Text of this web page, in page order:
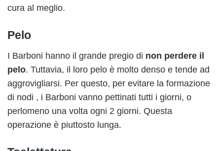
cura al meglio.
Pelo
I Barboni hanno il grande pregio di non perdere il
pelo. Tuttavia, il loro pelo è molto denso e tende ad
aggrovigliarsi. Per questo, per evitare la formazione
di nodi , i Barboni vanno pettinati tutti i giorni, o
perlomeno una volta ogni 2 giorni. Questa
operazione è piuttosto lunga.